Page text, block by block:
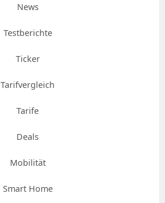
News
Testberichte
Ticker
Tarifvergleich
Tarife
Deals
Mobilität
Smart Home